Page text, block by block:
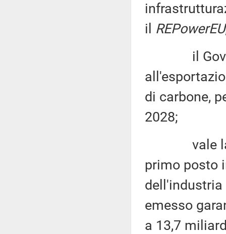
il REPowerEU
il
di carbone,
2028;
vale la
primo posto
dell'industria
emesso
a 13,7